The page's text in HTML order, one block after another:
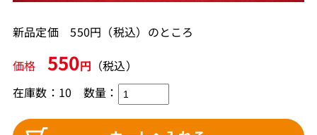
新品定価 550円（税込）のところ
価格 550円 （税込）
在庫数：10 数量：